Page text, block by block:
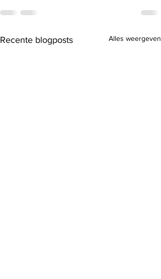
Recente blogposts Alles weergeven